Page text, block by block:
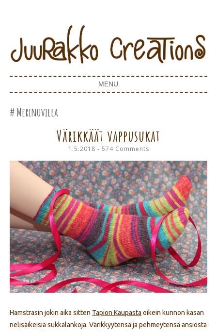
JUURAKKO CREATIONS
MENU
SKIP TO CONTENT
Merinovilla
Värikkäät vappusukat
1.5.2018 574 Comments
Hamstrasin jokin aika sitten Tapion Kaupasta oikein kunnon kasan
nelisäikeisiä sukkalankoja. Värikkyytensä ja pehmeytensä ansiosta